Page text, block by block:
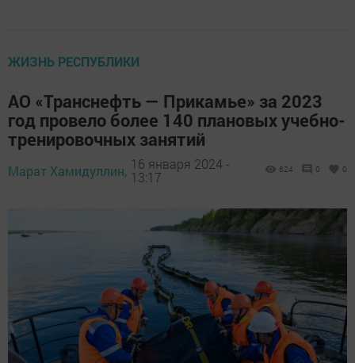
ЖИЗНЬ РЕСПУБЛИКИ
АО «Транснефть — Прикамье» за 2023
год провело более 140 плановых учебно-
тренировочных занятий
Марат Хамидуллин, 16 января 2024 -
13:17
624 0 0